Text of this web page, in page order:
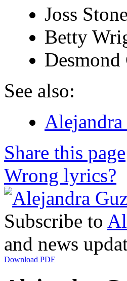
Joss Stone
Betty
See also:
Share this page
Wrong lyrics?
Subscribe to
and news
Download PDF